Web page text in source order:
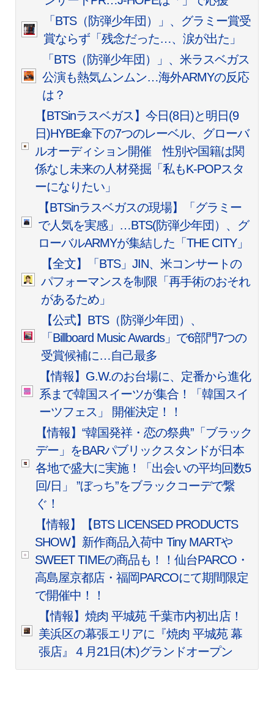
「BTS（防弾少年団）」、グラミー賞受
賞ならず「残念だった…、涙が出た」
「BTS（防弾少年団）」、米ラスベガス
公演も熱気ムンムン…海外ARMYの反応
は？
【BTSinラスベガス】今日(8日)と明日(9
日)HYBE傘下の7つのレーベル、グローバ
ルオーディション開催 性別や国籍は関
係なし未来の人材発掘「私もK-POPスタ
ーになりたい」
【BTSinラスベガスの現場】「グラミー
で人気を実感」…BTS(防弾少年団）、グ
ローバルARMYが集結した「THE CITY」
【全文】「BTS」JIN、米コンサートの
パフォーマンスを制限「再手術のおそれ
があるため」
【公式】BTS（防弾少年団）、
「Billboard Music Awards」で6部門7つの
受賞候補に…自己最多
【情報】G.W.のお台場に、定番から進化
系まで韓国スイーツが集合！「韓国スイ
ーツフェス」 開催決定！！
【情報】“韓国発祥・恋の祭典”「ブラック
デー」をBARパブリックスタンドが日本
各地で盛大に実施！「出会いの平均回数5
回/日」 ”ぼっち”をブラックコーデで繋
ぐ！
【情報】【BTS LICENSED PRODUCTS
SHOW】新作商品入荷中 Tiny MARTや
SWEET TIMEの商品も！！仙台PARCO・
高島屋京都店・福岡PARCOにて期間限定
で開催中！！
【情報】焼肉 平城苑 千葉市内初出店！
美浜区の幕張エリアに『焼肉 平城苑 幕
張店』４月21日(木)グランドオープン